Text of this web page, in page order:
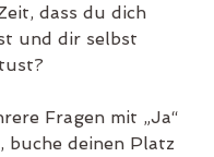
dass du dich
und dir selbst
Fragen mit „Ja“
buche deinen Platz